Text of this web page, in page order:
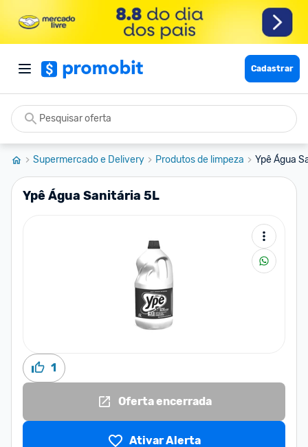
Cadastrar
Supermercado e Delivery Produtos de limpeza Ypê Água
Ypê Água Sanitária 5L
1
Oferta encerrada
Ativar Alerta